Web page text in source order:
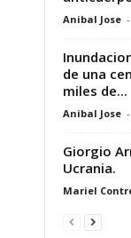
Anibal Jose -
de una
miles de...
Anibal Jose -
Giorgio
Ucrania.
Mariel